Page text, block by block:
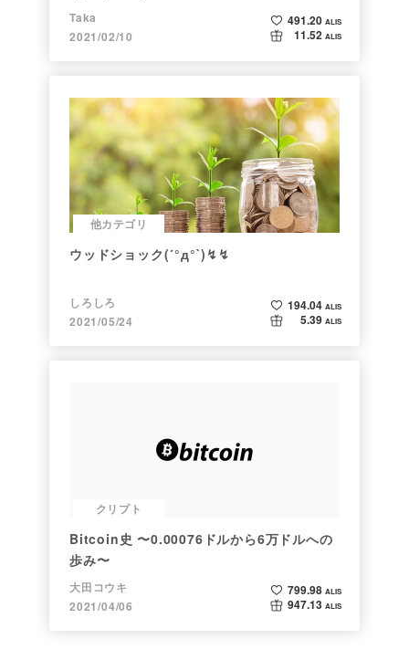
Taka
2021/02/10
491.20 ALIS
11.52 ALIS
他カテゴリ
ウッドショック(´°д°`)↯↯
しろしろ
2021/05/24
194.04 ALIS
5.39 ALIS
クリプト
Bitcoin史 〜0.00076ドルから6万ドルへの
歩み〜
大田コウキ
2021/04/06
799.98 ALIS
947.13 ALIS